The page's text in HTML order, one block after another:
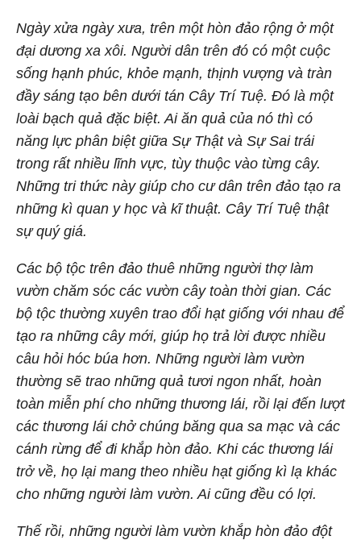
Ngày xửa ngày xưa, trên một hòn đảo rộng ở một
đại dương xa xôi. Người dân trên đó có một cuộc
sống hạnh phúc, khỏe mạnh, thịnh vượng và tràn
đầy sáng tạo bên dưới tán Cây Trí Tuệ. Đó là một
loài bạch quả đặc biệt. Ai ăn quả của nó thì có
năng lực phân biệt giữa Sự Thật và Sự Sai trái
trong rất nhiều lĩnh vực, tùy thuộc vào từng cây.
Những tri thức này giúp cho cư dân trên đảo tạo ra
những kì quan y học và kĩ thuật. Cây Trí Tuệ thật
sự quý giá.
Các bộ tộc trên đảo thuê những người thợ làm
vườn chăm sóc các vườn cây toàn thời gian. Các
bộ tộc thường xuyên trao đổi hạt giống với nhau để
tạo ra những cây mới, giúp họ trả lời được nhiều
câu hỏi hóc búa hơn. Những người làm vườn
thường sẽ trao những quả tươi ngon nhất, hoàn
toàn miễn phí cho những thương lái, rồi lại đến lượt
các thương lái chở chúng băng qua sa mạc và các
cánh rừng để đi khắp hòn đảo. Khi các thương lái
trở về, họ lại mang theo nhiều hạt giống kì lạ khác
cho những người làm vườn. Ai cũng đều có lợi.
Thế rồi, những người làm vườn khắp hòn đảo đột